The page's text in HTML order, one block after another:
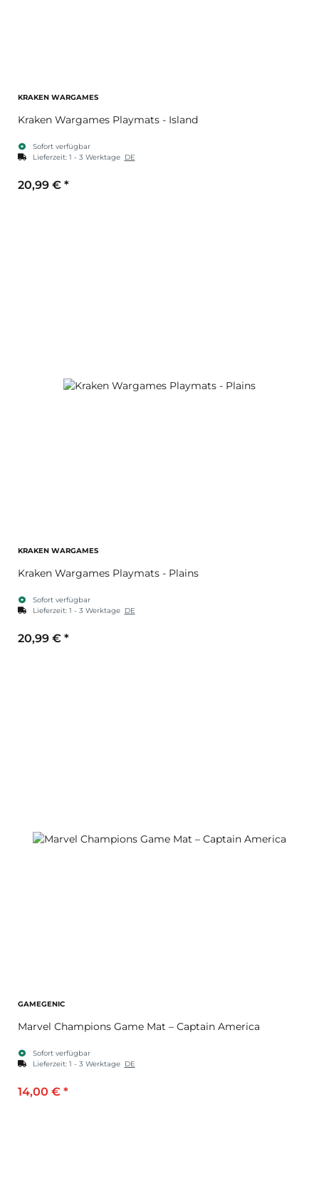
KRAKEN WARGAMES
Kraken Wargames Playmats - Island
Sofort verfügbar
Lieferzeit: 1 - 3 Werktage DE
20,99 € *
KRAKEN WARGAMES
Kraken Wargames Playmats - Plains
Sofort verfügbar
Lieferzeit: 1 - 3 Werktage DE
20,99 € *
GAMEGENIC
Marvel Champions Game Mat – Captain America
Sofort verfügbar
Lieferzeit: 1 - 3 Werktage DE
14,00 € *